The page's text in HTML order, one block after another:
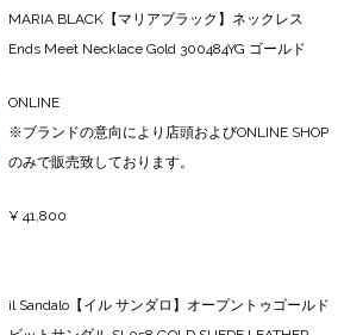
MARIA BLACK【マリアブラック】ネックレス
Ends Meet Necklace Gold 300484YG ゴールド
ONLINE
※ブランドの意向により店頭およびONLINE SHOP
のみで販売致しております。
¥ 41,800
il Sandalo【イル サンダロ】オープントゥゴールド